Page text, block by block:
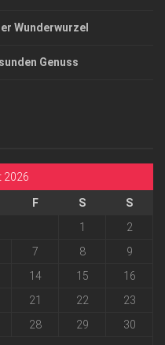
Wunderwurzel
Genuss
2026
F S
S
1
2
7 8
9
14 15
16
21 22
23
28 29
30